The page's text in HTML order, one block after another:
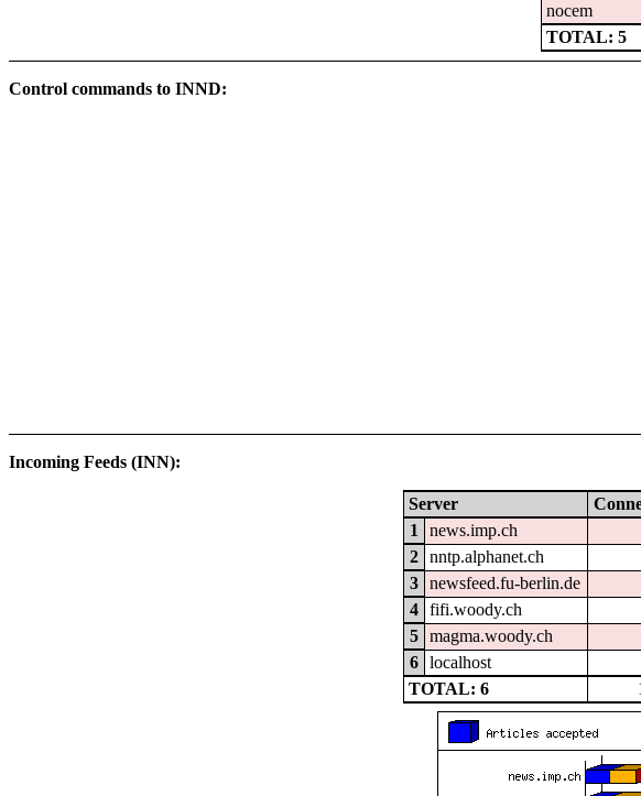
nocem
TOTAL: 5
Control commands to INND:
Incoming Feeds (INN):
Server
1
news.imp.ch
2
nntp.alphanet.ch
3
newsfeed.fu-berlin.de
4
fifi.woody.ch
5
magma.woody.ch
6
localhost
TOTAL: 6